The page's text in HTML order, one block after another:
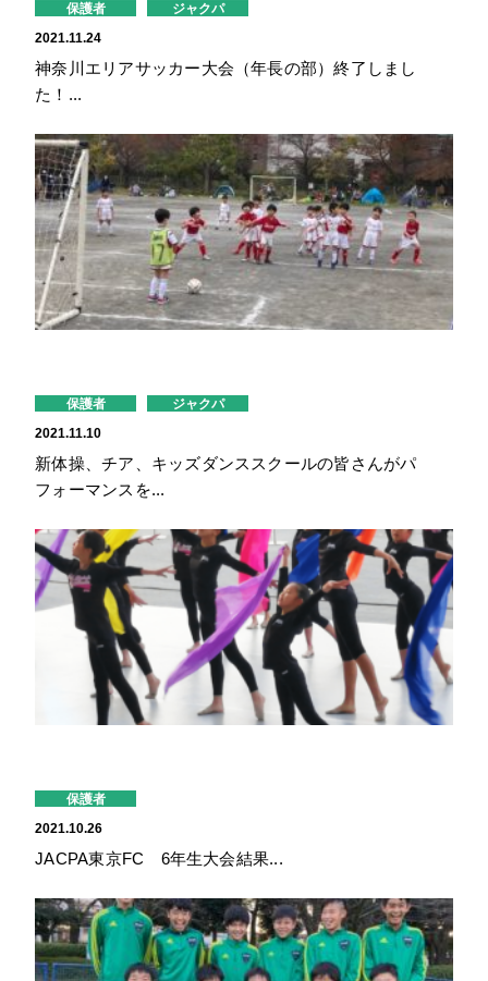
保護者
ジャクパ
2021.11.24
神奈川エリアサッカー大会（年長の部）終了しまし
た！...
保護者
ジャクパ
2021.11.10
新体操、チア、キッズダンススクールの皆さんがパ
フォーマンスを...
保護者
2021.10.26
JACPA東京FC 6年生大会結果...